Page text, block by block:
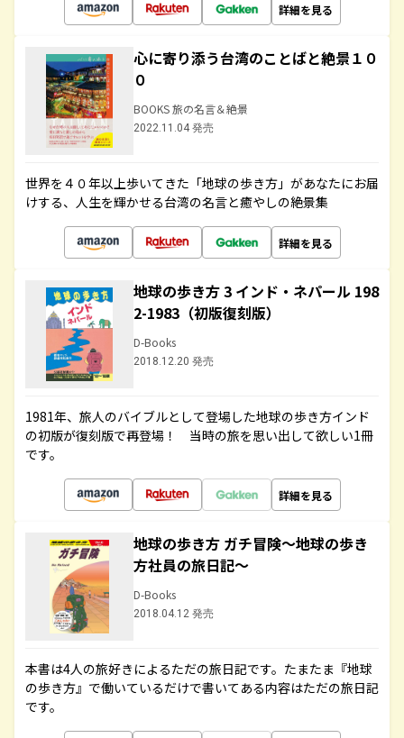
詳細を見る
心に寄り添う台湾のことばと絶景１０
０
BOOKS 旅の名言＆絶景
2022.11.04 発売
世界を４０年以上歩いてきた「地球の歩き方」があなたにお届
けする、人生を輝かせる台湾の名言と癒やしの絶景集
詳細を見る
地球の歩き方 3 インド・ネパール 198
2-1983（初版復刻版）
D-Books
2018.12.20 発売
1981年、旅人のバイブルとして登場した地球の歩き方インド
の初版が復刻版で再登場！ 当時の旅を思い出して欲しい1冊
です。
詳細を見る
地球の歩き方 ガチ冒険～地球の歩き
方社員の旅日記～
D-Books
2018.04.12 発売
本書は4人の旅好きによるただの旅日記です。たまたま『地球
の歩き方』で働いているだけで書いてある内容はただの旅日記
です。